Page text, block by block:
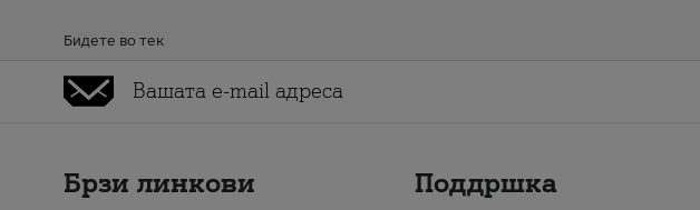
Бидете во тек
Брзи линкови Поддршка